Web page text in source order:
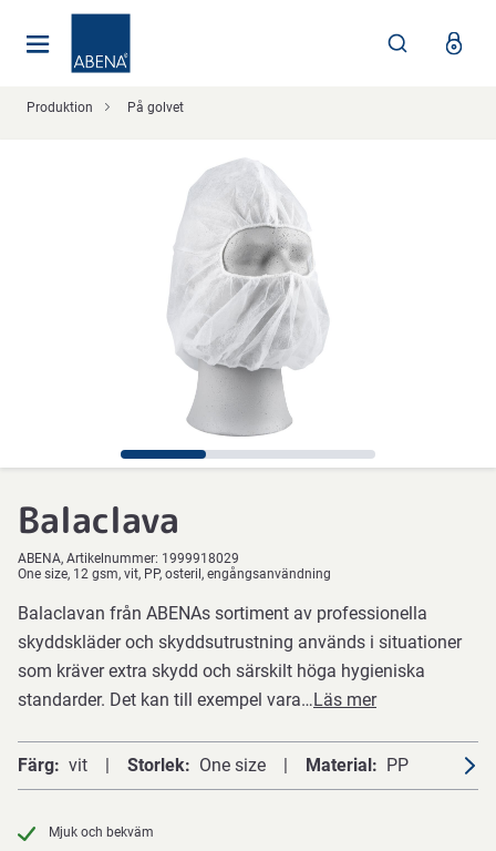
Produktion På golvet
Balaclava
ABENA Artikelnummer: 1999918029
One size, 12 gsm, vit, PP, osteril, engångsanvändning
Balaclavan från ABENAs sortiment av professionella
skyddskläder och skyddsutrustning används i situationer
som kräver extra skydd och särskilt höga hygieniska
standarder. Det kan till exempel vara…Läs mer
Färg vit Storlek One size Material PP
Mjuk och bekväm